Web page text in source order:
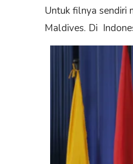
Untuk filnya sendiri
Maldives. Di